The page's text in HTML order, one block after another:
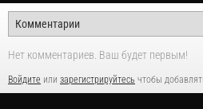
Нет комментариев. Ваш будет первым!
Войдите или зарегистрируйтесь чтобы